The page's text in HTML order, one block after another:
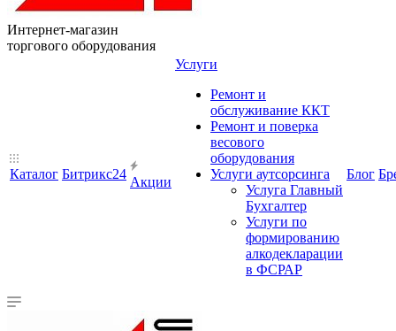
Интернет-магазин
торгового оборудования
Каталог Битрикс24
Акции
Услуги
Ремонт и
обслуживание ККТ
Ремонт и поверка
весового
оборудования
Услуги аутсорсинга
Услуга Главный
Бухгалтер
Услуги по
формированию
алкодекларации
в ФСРАР
Блог